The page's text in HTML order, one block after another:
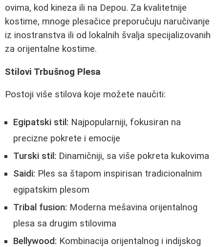
ovima, kod kineza ili na Depou. Za kvalitetnije
kostime, mnoge plesačice preporučuju naručivanje
iz inostranstva ili od lokalnih švalja specijalizovanih
za orijentalne kostime.
Stilovi Trbušnog Plesa
Postoji više stilova koje možete naučiti:
Egipatski stil: Najpopularniji, fokusiran na
precizne pokrete i emocije
Turski stil: Dinamičniji, sa više pokreta kukovima
Saidi: Ples sa štapom inspirisan tradicionalnim
egipatskim plesom
Tribal fusion: Moderna mešavina orijentalnog
plesa sa drugim stilovima
Bellywood: Kombinacija orijentalnog i indijskog